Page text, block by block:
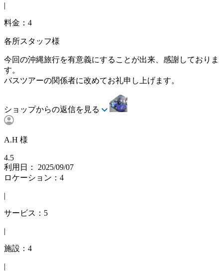
|
料金：4
各所スタッフ様
今回の沖縄旅行を有意義にすることが出来、感謝しておりま
す。
バスツアーの関係者に改めてお礼申し上げます。
ショップからの返信を見る
A.H 様
4.5
利用日： 2025/09/07
ロケーション：4
|
サービス：5
|
施設：4
|